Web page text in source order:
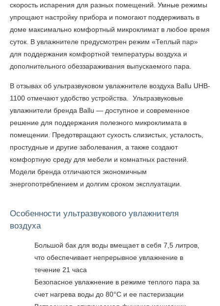
скорость испарения для разных помещений. Умные режимы
упрощают настройку прибора и помогают поддерживать в
доме максимально комфортный микроклимат в любое время
суток. В увлажнителе предусмотрен режим «Теплый пар»
для поддержания комфортной температуры воздуха и
дополнительного обеззараживания выпускаемого пара.
В отзывах об ультразвуковом увлажнителе воздуха Ballu UHB-
1100 отмечают удобство устройства. Ультразвуковые
увлажнители бренда Ballu — доступное и современное
решение для поддержания полезного микроклимата в
помещении. Предотвращают сухость слизистых, усталость,
простудные и другие заболевания, а также создают
комфортную среду для мебели и комнатных растений.
Модели бренда отличаются экономичным
энергопотреблением и долгим сроком эксплуатации.
Особенности ультразвукового увлажнителя
воздуха
Большой бак для воды вмещает в себя 7,5 литров,
что обеспечивает непрерывное увлажнение в
течение 21 часа
Безопасное увлажнение в режиме теплого пара за
счет нагрева воды до 80°С и ее пастеризации